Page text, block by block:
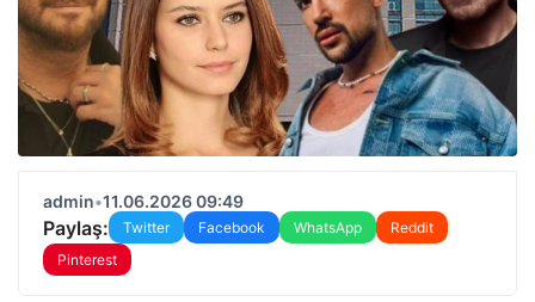
admin•11.06.2026 09:49
Paylaş: Twitter Facebook WhatsApp
Reddit
Pinterest